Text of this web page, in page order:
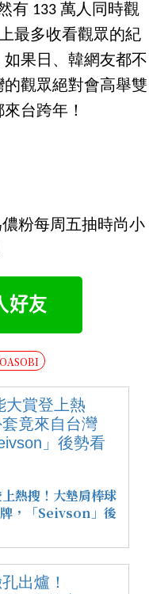
有 133 萬人同時觀
最多收看觀眾的紀
果日、韓網友都不
觀眾絕對會高舉雙
台跨年！
儂粉每周五抽時尚小
熱搜！大墊肩棒球
，「Seivson」後